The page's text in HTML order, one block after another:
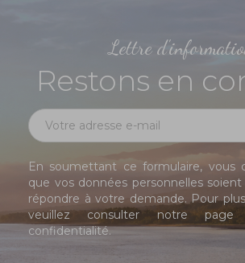
Lettre
Restons en
En soumettant ce formulaire, vous
que vos données personnelles
répondre à votre demande. Pour
veuillez consulter notre
confidentialité.